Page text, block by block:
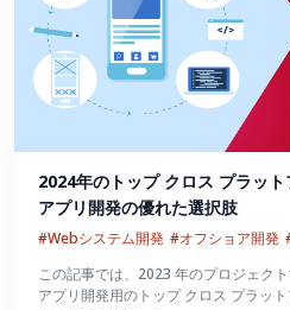
2024年のトップ クロス プラッ
アプリ開発の優れた選択肢
#Webシステム開発 #オフショア開発
この記事では、2023 年のプロジェク
アプリ開発用のトップ クロス プラッ